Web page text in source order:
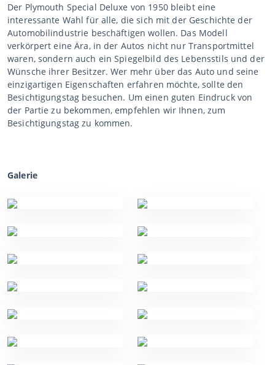
Der Plymouth Special Deluxe von 1950 bleibt eine
interessante Wahl für alle, die sich mit der Geschichte der
Automobilindustrie beschäftigen wollen. Das Modell
verkörpert eine Ära, in der Autos nicht nur Transportmittel
waren, sondern auch ein Spiegelbild des Lebensstils und der
Wünsche ihrer Besitzer. Wer mehr über das Auto und seine
einzigartigen Eigenschaften erfahren möchte, sollte den
Besichtigungstag besuchen. Um einen guten Eindruck von
der Partie zu bekommen, empfehlen wir Ihnen, zum
Besichtigungstag zu kommen.
Galerie